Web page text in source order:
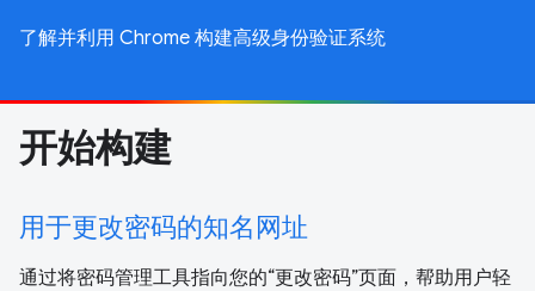
了解并利用 Chrome 构建高级身份验证系统
开始构建
用于更改密码的知名网址
通过将密码管理工具指向您的“更改密码”页面，帮助用户轻